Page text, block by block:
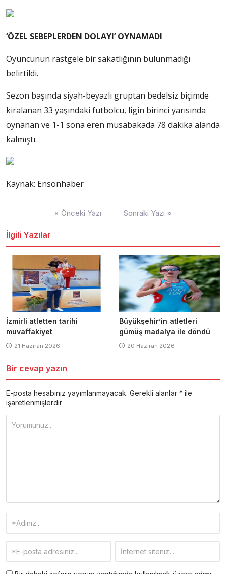
‘ÖZEL SEBEPLERDEN DOLAYI’ OYNAMADI
Oyuncunun rastgele bir sakatlığının bulunmadığı
belirtildi.
Sezon başında siyah-beyazlı gruptan bedelsiz biçimde
kiralanan 33 yaşındaki futbolcu, ligin birinci yarısında
oynanan ve 1-1 sona eren müsabakada 78 dakika alanda
kalmıştı.
Kaynak: Ensonhaber
« Önceki Yazı Sonraki Yazı »
İlgili Yazılar
İzmirli atletten tarihi
muvaffakiyet
21 Haziran 2026
Büyükşehir’in atletleri
gümüş madalya ile döndü
20 Haziran 2026
Bir cevap yazın
E-posta hesabınız yayımlanmayacak. Gerekli alanlar * ile
işaretlenmişlerdir